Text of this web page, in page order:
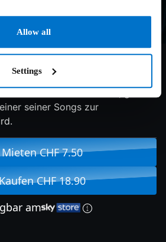
Allow all
Settings
sieht endlich die Chance, gross
seiner Songs zur
Mieten CHF 7.50
CHF 18.90
am